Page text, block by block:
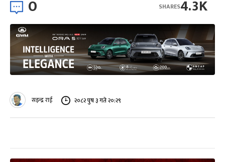
0 4.3K
SHARES
सइन्द्र राई २०८२ पुष ३ गते २०:२९